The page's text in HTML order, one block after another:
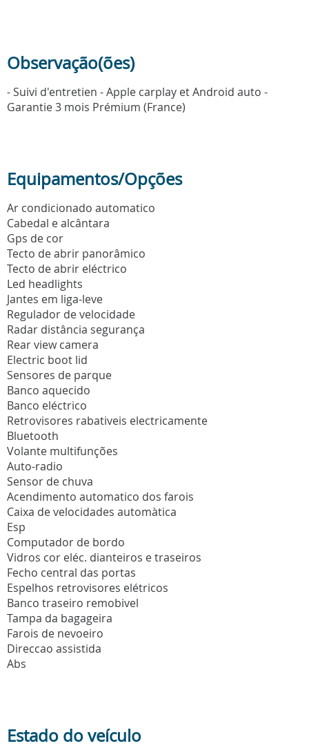
Observação(ões)
- Suivi d'entretien - Apple carplay et Android auto -
Garantie 3 mois Prémium (France)
Equipamentos/Opções
Ar condicionado automatico
Cabedal e alcântara
Gps de cor
Tecto de abrir panorâmico
Tecto de abrir eléctrico
Led headlights
Jantes em liga-leve
Regulador de velocidade
Radar distância segurança
Rear view camera
Electric boot lid
Sensores de parque
Banco aquecido
Banco eléctrico
Retrovisores rabativeis electricamente
Bluetooth
Volante multifunções
Auto-radio
Sensor de chuva
Acendimento automatico dos farois
Caixa de velocidades automàtica
Esp
Computador de bordo
Vidros cor eléc. dianteiros e traseiros
Fecho central das portas
Espelhos retrovisores elétricos
Banco traseiro remobivel
Tampa da bagageira
Farois de nevoeiro
Direccao assistida
Abs
Estado do veículo